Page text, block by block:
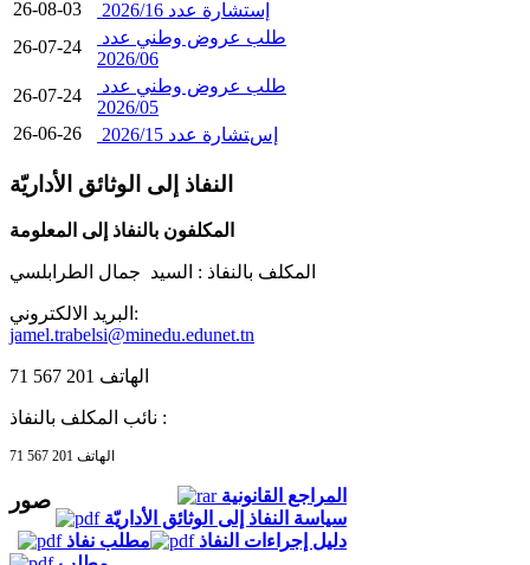
26-08-03
إستشارة عدد 2026/16
26-07-24
2026/06
26-07-24
2026/05
26-06-26
إستشارة عدد 2026/15
النفاذ إلى الوثائق الأداريّة
المكلفون بالنفاذ إلى المعلومة
المكلف بالنفاذ : السيد جمال الطرابلسي
البريد الالكتروني:
jamel.trabelsi@minedu.edunet.tn
نائب المكلف بالنفاذ :
المراجع القانونية
سياسة النفاذ إلى الوثائق الأداريّة
دليل إجراءات النفاذ
مطلب نفاذ
صور